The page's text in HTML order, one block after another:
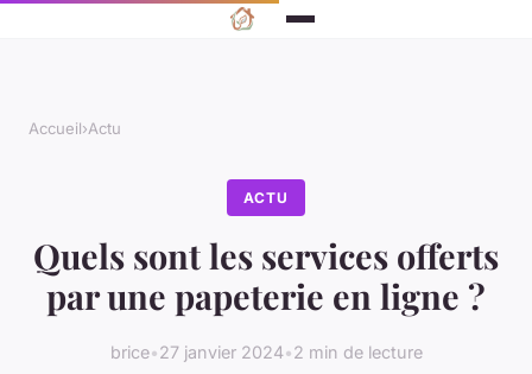
Accueil›Actu
ACTU
Quels sont les services offerts
par une papeterie en ligne ?
brice•27 janvier 2024•2 min de lecture